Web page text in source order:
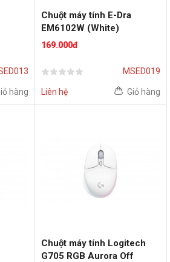
hàng
Chuột máy tính E-Dra
EM6102W (White)
169.000đ
MSED019
Liên hệ Giỏ hàng
Chuột máy tính Logitech
G705 RGB Aurora Off